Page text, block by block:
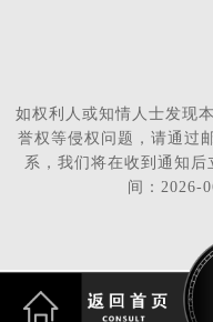
如权利人或知情人士发现
誉权等侵权问题，请通过
系，我们将在收到通知
间：2026-